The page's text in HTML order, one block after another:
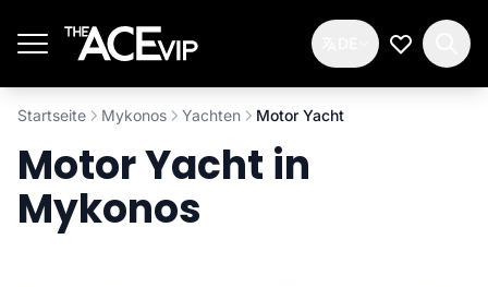
Meine
Startseite Mykonos Yachten Motor Yacht
Motor Yacht in
Mykonos